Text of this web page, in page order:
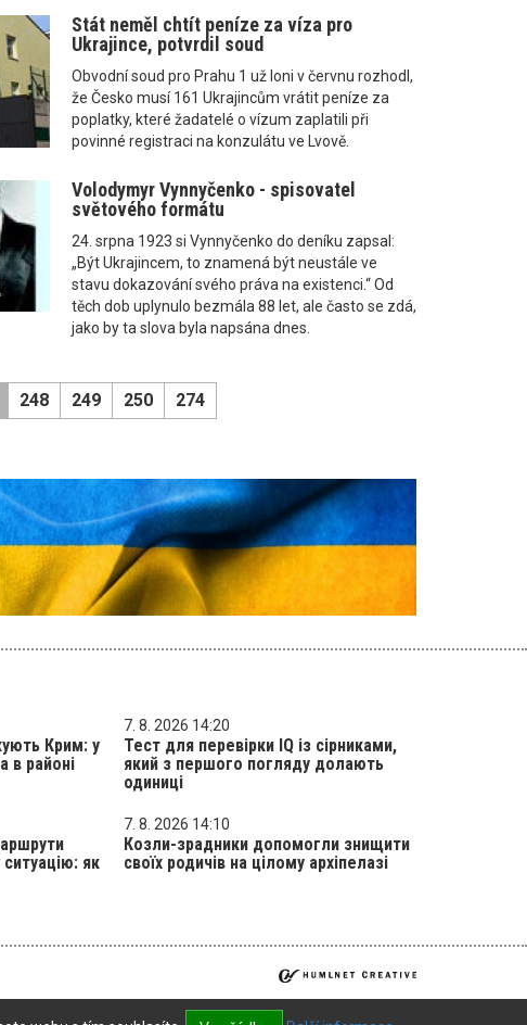
Stát neměl chtít peníze za víza pro
Ukrajince, potvrdil soud
Obvodní soud pro Prahu 1 už loni v červnu rozhodl,
že Česko musí 161 Ukrajincům vrátit peníze za
poplatky, které žadatelé o vízum zaplatili při
povinné registraci na konzulátu ve Lvově.
Volodymyr Vynnyčenko - spisovatel
světového formátu
24. srpna 1923 si Vynnyčenko do deníku zapsal:
„Být Ukrajincem, to znamená být neustále ve
stavu dokazování svého práva na existenci.“ Od
těch dob uplynulo bezmála 88 let, ale často se zdá,
jako by ta slova byla napsána dnes.
248 249 250 274
Крим: у
в районі
7. 8. 2026 14:20
Тест для перевірки IQ із сірниками,
який з першого погляду долають
одиниці
як
7. 8. 2026 14:10
Козли-зрадники допомогли знищити
своїх родичів на цілому архіпелазі